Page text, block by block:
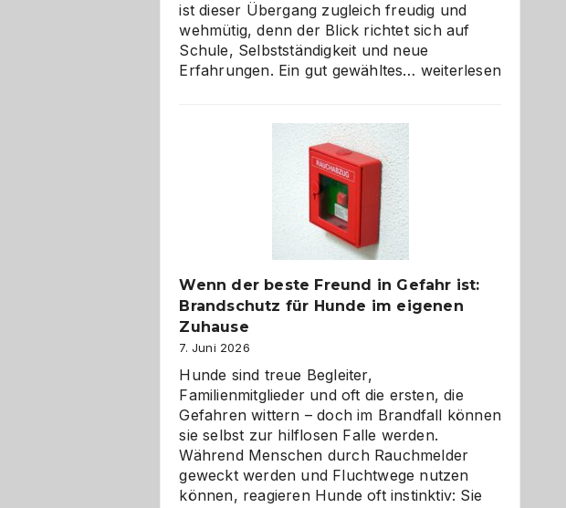
ist dieser Übergang zugleich freudig und
wehmütig, denn der Blick richtet sich auf
Schule, Selbstständigkeit und neue
Erfahrungen. Ein gut gewähltes… Abschied
weiterlesen
Wenn der beste Freund in Gefahr ist:
Brandschutz für Hunde im eigenen
Zuhause
7. Juni 2026
Hunde sind treue Begleiter,
Familienmitglieder und oft die ersten, die
Gefahren wittern – doch im Brandfall können
sie selbst zur hilflosen Falle werden.
Während Menschen durch Rauchmelder
geweckt werden und Fluchtwege nutzen
können, reagieren Hunde oft instinktiv: Sie